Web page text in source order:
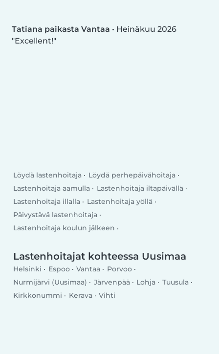
Tatiana paikasta Vantaa • Heinäkuu 2026
Excellent!
Löydä lastenhoitaja
Löydä perhepäivähoitaja
Lastenhoitaja aamulla
Lastenhoitaja iltapäivällä
Lastenhoitaja illalla
Lastenhoitaja yöllä
Päivystävä lastenhoitaja
Lastenhoitaja koulun jälkeen
Lastenhoitajat kohteessa Uusimaa
Helsinki Espoo Vantaa
Porvoo
Nurmijärvi (Uusimaa)
Järvenpää Lohja
Tuusula
Kirkkonummi
Kerava Vihti